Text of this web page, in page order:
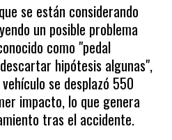
se están considerando
un posible problema
como "pedal
hipótesis algunas",
se desplazó 550
impacto, lo que genera
tras el accidente.